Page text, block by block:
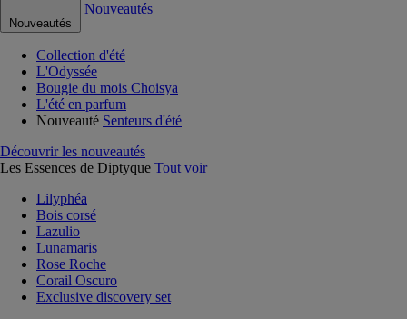
Nouveautés
Nouveautés
Collection d'été
L'Odyssée
Bougie du mois Choisya
L'été en parfum
Nouveauté Senteurs d'été
Découvrir les nouveautés
Les Essences de Diptyque Tout voir
Lilyphéa
Bois corsé
Lazulio
Lunamaris
Rose Roche
Corail Oscuro
Exclusive discovery set